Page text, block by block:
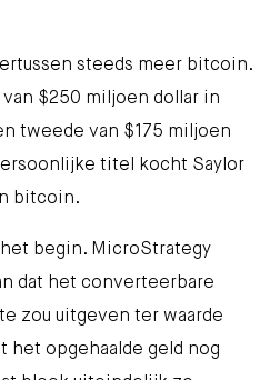
steeds meer bitcoin.
$250 miljoen dollar in
tweede van $175 miljoen
titel kocht Saylor
bitcoin.
begin. MicroStrategy
dat het converteerbare
zou uitgeven ter waarde
het opgehaalde geld nog